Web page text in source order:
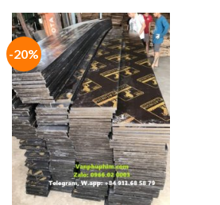
-20%